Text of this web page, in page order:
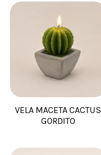
VELA MACETA CACTUS
GORDITO